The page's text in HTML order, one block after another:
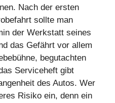
Nach der ersten
sollte man
der Werkstatt seines
das Gefährt vor allem
begutachten
Serviceheft gibt
des Autos. Wer
Risiko ein, denn ein